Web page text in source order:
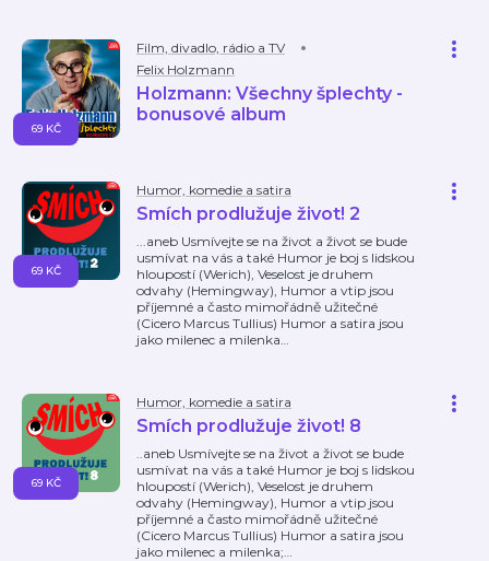
Film, divadlo, rádio a TV
Felix Holzmann
Holzmann: Všechny šplechty -
bonusové album
69 KČ
Humor, komedie a satira
Smích prodlužuje život! 2
...aneb Usmívejte se na život a život se bude
usmívat na vás a také Humor je boj s lidskou
hloupostí (Werich), Veselost je druhem
odvahy (Hemingway), Humor a vtip jsou
příjemné a často mimořádně užitečné
(Cicero Marcus Tullius) Humor a satira jsou
jako milenec a milenka…
69 KČ
Humor, komedie a satira
Smích prodlužuje život! 8
..aneb Usmívejte se na život a život se bude
usmívat na vás a také Humor je boj s lidskou
hloupostí (Werich), Veselost je druhem
odvahy (Hemingway), Humor a vtip jsou
příjemné a často mimořádně užitečné
(Cicero Marcus Tullius) Humor a satira jsou
jako milenec a milenka;…
69 KČ